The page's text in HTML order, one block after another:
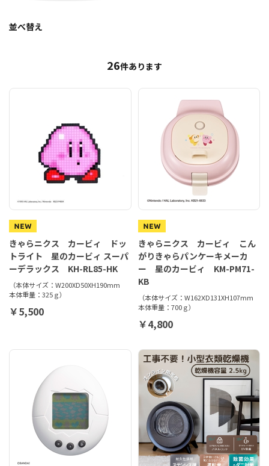
並べ替え
26件あります
きゃらニクス カービィ ドッ
トライト 星のカービィ スーパ
ーデラックス KH-RL85-HK
（本体サイズ：W200XD50XH190mm
本体重量：325ｇ）
￥5,500
きゃらニクス カービィ こん
がりきゃらパンケーキメーカ
ー 星のカービィ KM-PM71-
KB
（本体サイズ：W162ⅩD131XH107mm
本体重量：700ｇ）
￥4,800